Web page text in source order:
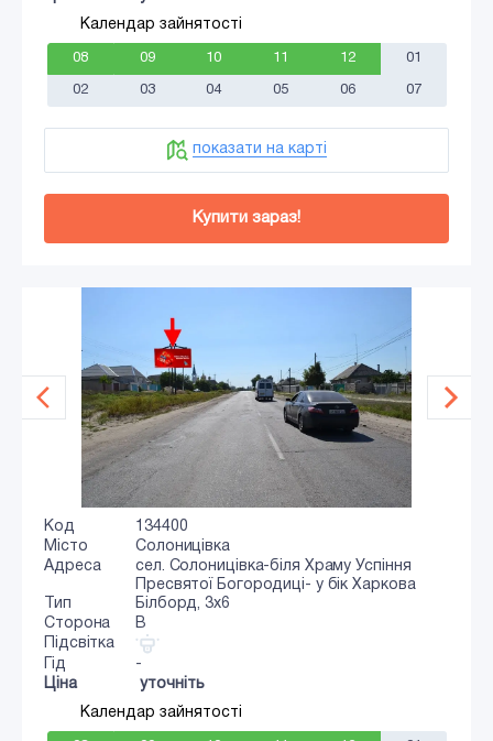
Календар зайнятості
08 09 10 11 12 01
02 03 04 05 06 07
показати на карті
Купити зараз!
Код
134400
Місто
Солоницівка
Адреса
сел. Солоницівка-біля Храму Успіння
Пресвятої Богородиці- у бік Харкова
Тип
Білборд, 3х6
Сторона
B
Підсвітка
Гід
-
Ціна
уточніть
Календар зайнятості